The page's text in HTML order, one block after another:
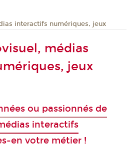
interactifs numériques, jeux
médias
jeux
ou passionnés de
interactifs
en votre métier !